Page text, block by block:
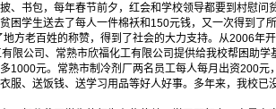
、书包，每年春节前夕，红会和学校领导都要到村慰问
困学生送去了每人一件棉袄和150元钱，又一次得到了
方老百姓的称赞，得到了社会的大力支持。从2006年
限公司、常熟市欣福化工有限公司提供给我校帮困助
1000元。常熟市制冷剂厂两名员工每人每月出资200元
服、送饭钱、送学习用品等好人好事。多年来，我校已